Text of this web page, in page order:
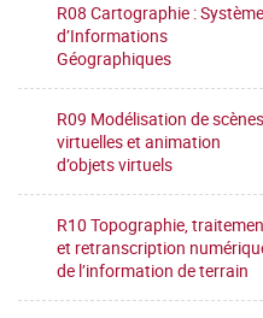
R08 Cartographie :
d’Informations
Géographiques
R09 Modélisation de scènes
virtuelles et animation
d’objets virtuels
R10 Topographie,
et retranscription
de l’information de terrain